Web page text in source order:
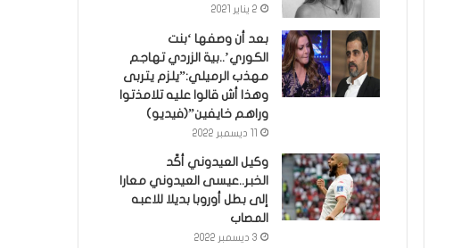
2 يناير 2021
بعد أن وصفها ‘بنت
الكوري’..بية الزردي تهاجم
مهذب الرميلي:”يلزم يتربى
وهذا أش قالوا عليه تلامذتوا
وراهم خايفين”(فيديو)
وكيل العيدوني أكّد
الخبر..عيسى العيدوني معارا
إلى بطل أوروبا بديلا للاعبه
المصاب
3 ديسمبر 2022